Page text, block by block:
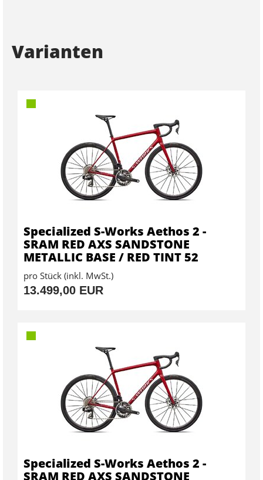
Varianten
Specialized S-Works Aethos 2 -
SRAM RED AXS SANDSTONE
METALLIC BASE / RED TINT 52
pro Stück (inkl. MwSt.)
13.499,00 EUR
Specialized S-Works Aethos 2 -
SRAM RED AXS SANDSTONE